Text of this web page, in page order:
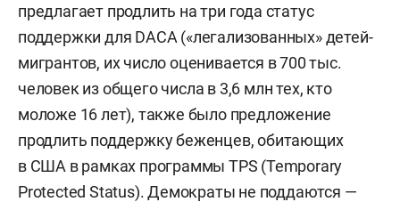
предлагает продлить на три года статус
поддержки для DACA («легализованных» детей-
мигрантов, их число оценивается в 700 тыс.
человек из общего числа в 3,6 млн тех, кто
моложе 16 лет), также было предложение
продлить поддержку беженцев, обитающих
в США в рамках программы TPS (Temporary
Protected Status). Демократы не поддаются —